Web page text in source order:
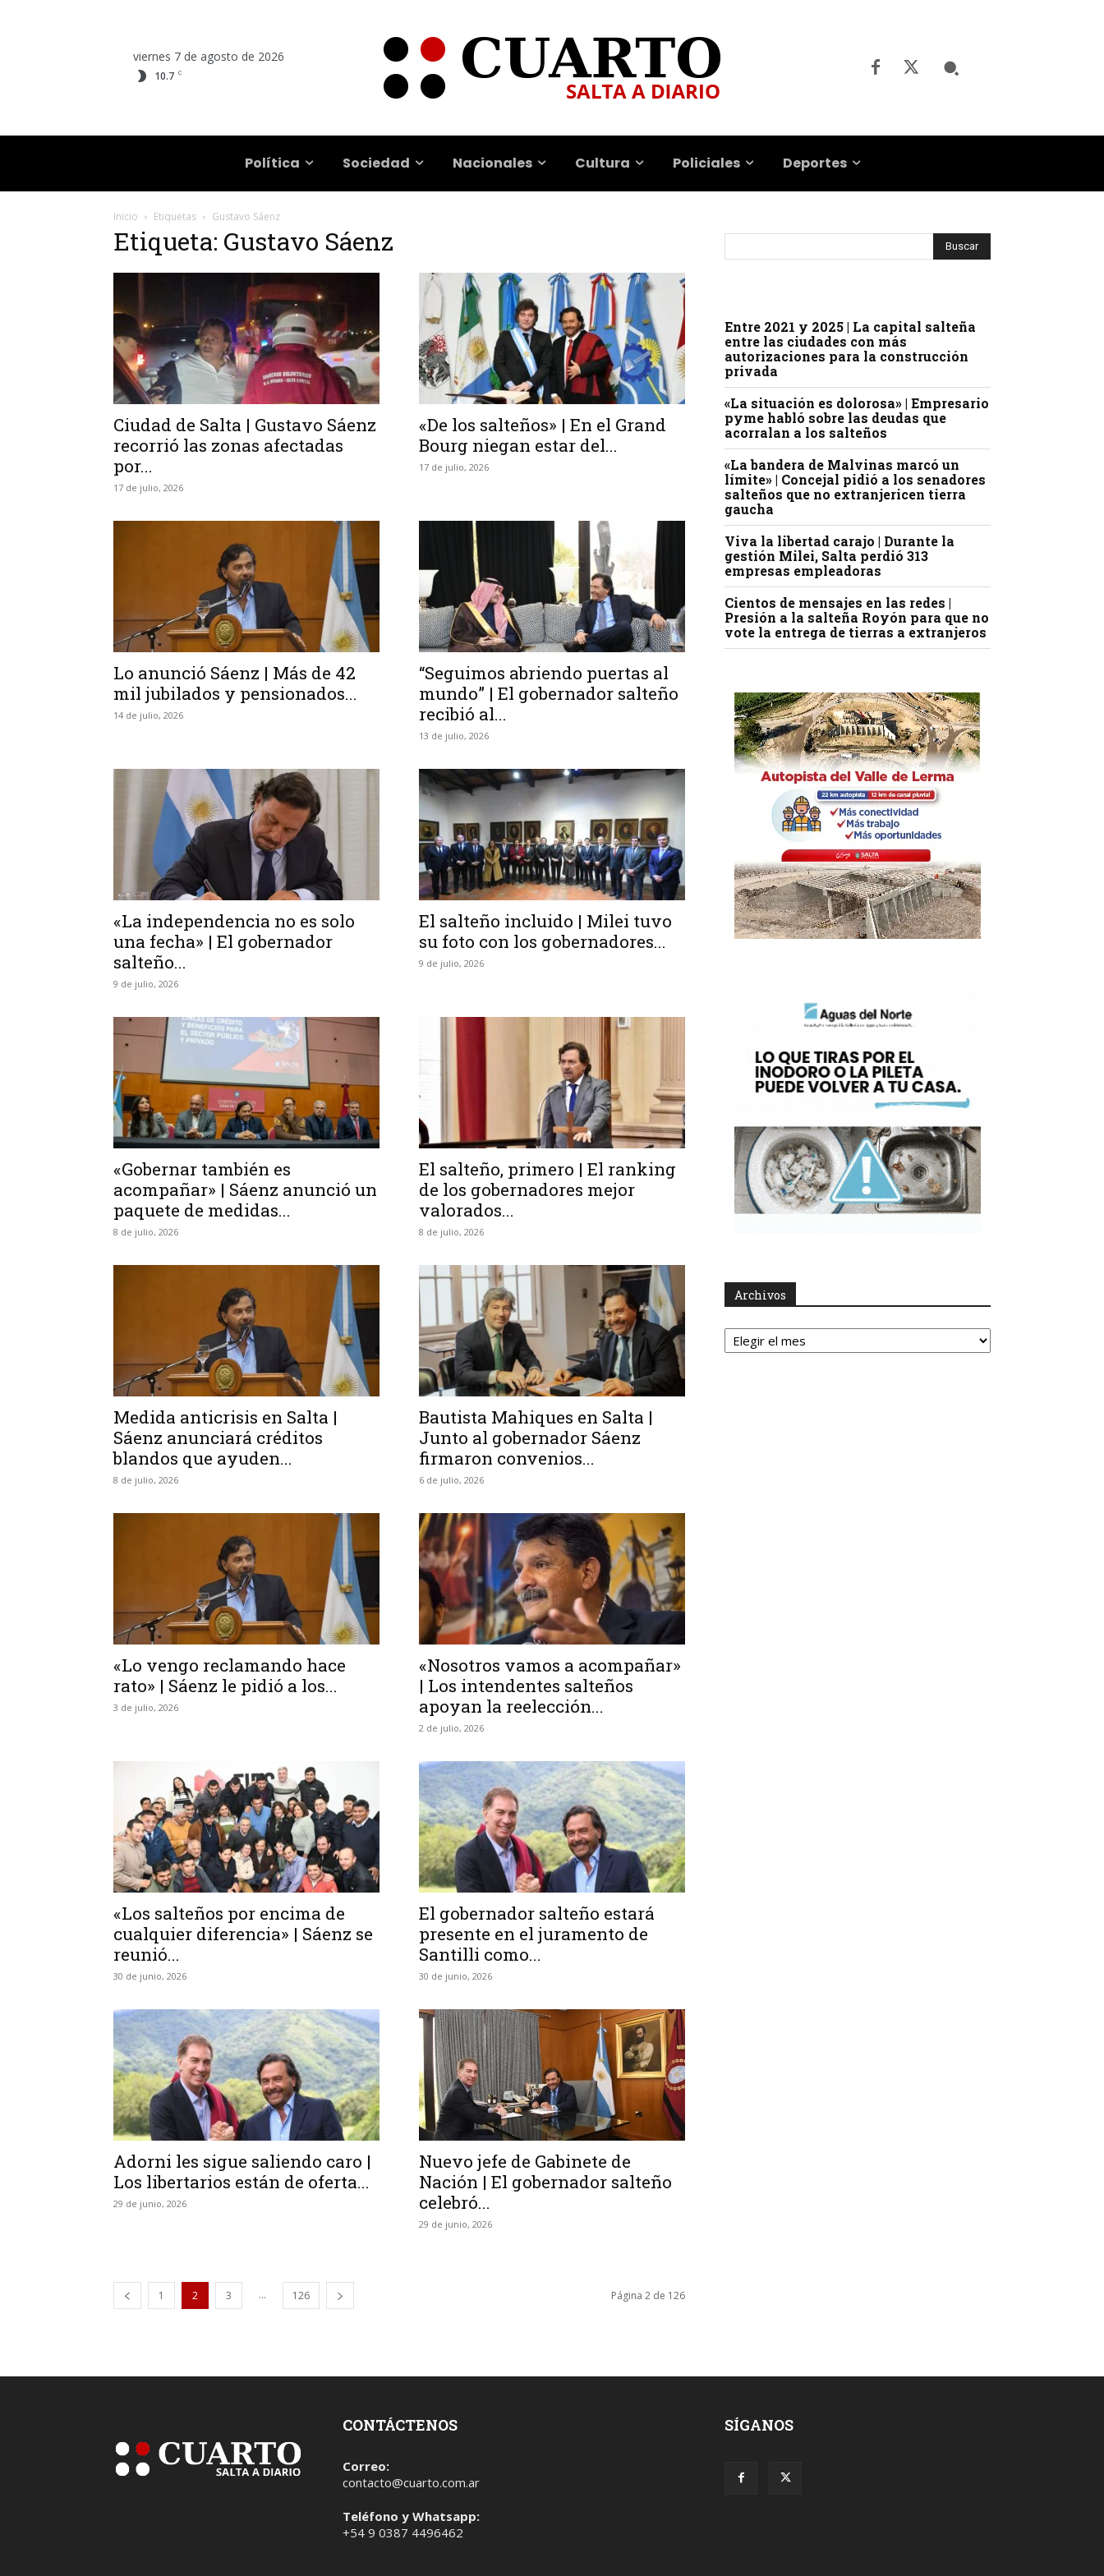
viernes 7 de agosto de 2026
10.7 C
Política Sociedad Nacionales Cultura Policiales Deportes
Inicio Etiquetas Gustavo Sáenz
Etiqueta: Gustavo Sáenz
Ciudad de Salta | Gustavo Sáenz
recorrió las zonas afectadas
por...
17 de julio, 2026
«De los salteños» | En el Grand
Bourg niegan estar del...
17 de julio, 2026
Lo anunció Sáenz | Más de 42
mil jubilados y pensionados...
14 de julio, 2026
“Seguimos abriendo puertas al
mundo” | El gobernador salteño
recibió al...
13 de julio, 2026
«La independencia no es solo
una fecha» | El gobernador
salteño...
9 de julio, 2026
El salteño incluido | Milei tuvo
su foto con los gobernadores...
9 de julio, 2026
«Gobernar también es
acompañar» | Sáenz anunció un
paquete de medidas...
8 de julio, 2026
El salteño, primero | El ranking
de los gobernadores mejor
valorados...
8 de julio, 2026
Medida anticrisis en Salta |
Sáenz anunciará créditos
blandos que ayuden...
8 de julio, 2026
Bautista Mahiques en Salta |
Junto al gobernador Sáenz
firmaron convenios...
6 de julio, 2026
«Lo vengo reclamando hace
rato» | Sáenz le pidió a los...
3 de julio, 2026
«Nosotros vamos a acompañar»
| Los intendentes salteños
apoyan la reelección...
2 de julio, 2026
«Los salteños por encima de
cualquier diferencia» | Sáenz se
reunió...
30 de junio, 2026
El gobernador salteño estará
presente en el juramento de
Santilli como...
30 de junio, 2026
Adorni les sigue saliendo caro |
Los libertarios están de oferta...
29 de junio, 2026
Nuevo jefe de Gabinete de
Nación | El gobernador salteño
celebró...
29 de junio, 2026
1 2 3 ... 126 Página 2 de 126
Entre 2021 y 2025 | La capital salteña
entre las ciudades con más
autorizaciones para la construcción
privada
«La situación es dolorosa» | Empresario
pyme habló sobre las deudas que
acorralan a los salteños
«La bandera de Malvinas marcó un
límite» | Concejal pidió a los senadores
salteños que no extranjericen tierra
gaucha
Viva la libertad carajo | Durante la
gestión Milei, Salta perdió 313
empresas empleadoras
Cientos de mensajes en las redes |
Presión a la salteña Royón para que no
vote la entrega de tierras a extranjeros
Archivos
Archivos
CONTÁCTENOS
Correo:
contacto@cuarto.com.ar
Teléfono y Whatsapp:
+54 9 0387 4496462
SÍGANOS